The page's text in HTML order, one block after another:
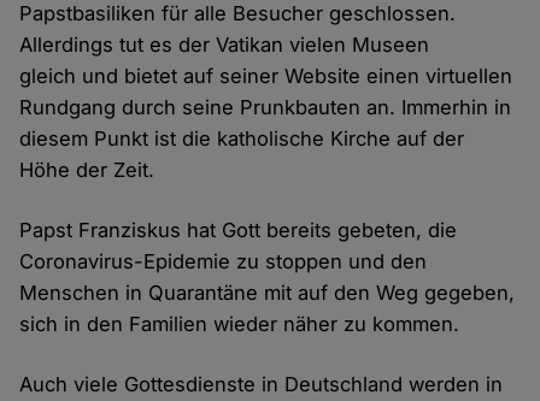
Papstbasiliken für alle Besucher geschlossen.
Allerdings tut es der Vatikan vielen Museen
gleich und bietet auf seiner Website einen virtuellen
Rundgang durch seine Prunkbauten an. Immerhin in
diesem Punkt ist die katholische Kirche auf der
Höhe der Zeit.
Papst Franziskus hat Gott bereits gebeten, die
Coronavirus-Epidemie zu stoppen und den
Menschen in Quarantäne mit auf den Weg gegeben,
sich in den Familien wieder näher zu kommen.
Auch viele Gottesdienste in Deutschland werden in